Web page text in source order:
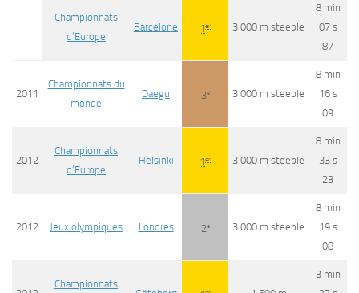
Championnats
d’Europe
Barcelone 1 er 3 000 m steeple
8 min
07 s
87
2011
Championnats du
monde
Daegu 3e 3 000 m steeple
8 min
16 s
09
2012
Championnats
d’Europe
Helsinki 1 er 3 000 m steeple
8 min
33 s
23
2012 Jeux olympiques Londres 2e 3 000 m steeple
8 min
19 s
08
Championnats
3 min